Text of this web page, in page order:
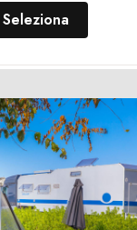
Seleziona